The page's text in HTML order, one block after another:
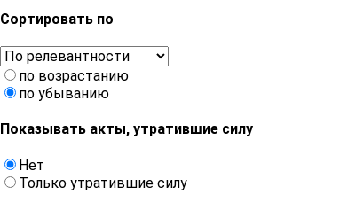
Сортировать по
по возрастанию
по убыванию
Показывать акты, утратившие силу
Нет
Только утратившие силу